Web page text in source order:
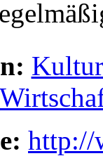
Kultur
http://